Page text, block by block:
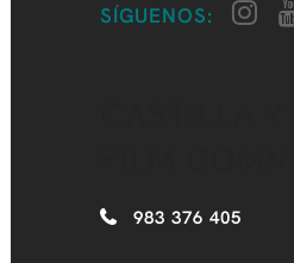
SÍGUENOS:
983 376 405